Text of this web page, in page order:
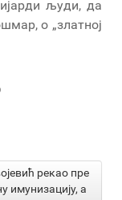
људи, да
о „златној
рекао пре
имунизацију, а